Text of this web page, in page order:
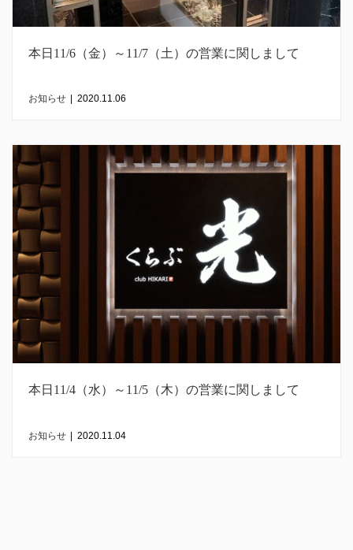
本日11/6（金）～11/7（土）の営業に関しまして
お知らせ 2020.11.06
本日11/4（水）～11/5（木）の営業に関しまして
お知らせ | 2020.11.04